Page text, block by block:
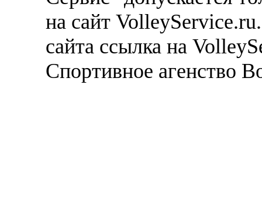
на сайт
сайта ссылка на
Спортивное агенство